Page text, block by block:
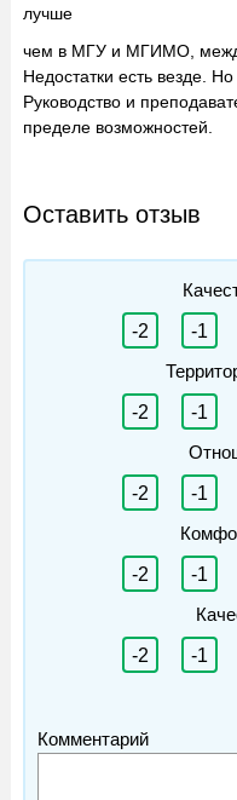
лучше
чем в МГУ и МГИМО,
Недостатки есть везде.
Руководство и
пределе возможностей.
Оставить отзыв
-2
-1
-2
-1
-2
-1
-2
-1
-2
-1
Комментарий